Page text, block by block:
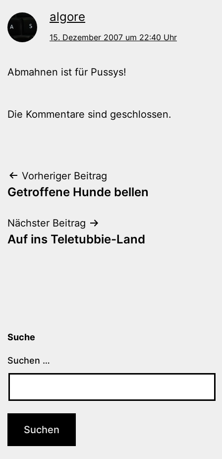
algore
15. Dezember 2007 um 22:40 Uhr
Abmahnen ist für Pussys!
Die Kommentare sind geschlossen.
Beitragsnavigation
Vorheriger Beitrag
Getroffene Hunde bellen
Nächster Beitrag
Auf ins Teletubbie-Land
Suche
Suchen …